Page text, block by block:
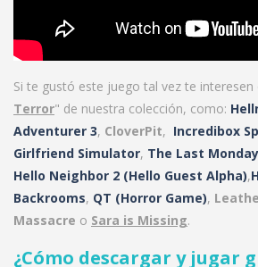
Si te gustó este juego tal vez te
Terror" de nuestra colección, como:
Adventurer 3, CloverPit, Incredibox
Girlfriend Simulator, The Last Monday
Hello Neighbor 2 (Hello Guest Alpha),
Backrooms, QT (Horror Game),
Massacre o Sara is Missing.
¿Cómo descargar y jugar